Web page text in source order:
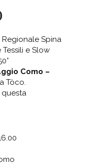
Regionale Spina
e Slow
Como –
Töco.